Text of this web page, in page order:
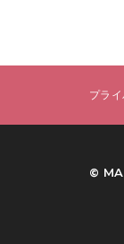
プラ
©︎